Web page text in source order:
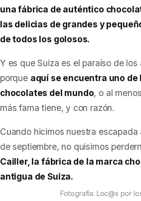
una fábrica de auténtico
las delicias de grandes y
de todos los golosos.
Y es que Suiza es el paraíso de
porque aquí se encuentra uno de
chocolates del mundo, o al
más fama tiene, y con razón.
Cuando hicimos nuestra escapada
de septiembre, no quisimos
Cailler, la fábrica de la marca
antigua de Suiza.
Fotografía: Loc@s por